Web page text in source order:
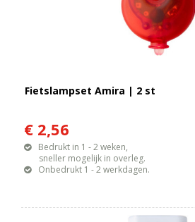
Fietslampset Amira | 2 st
€ 2,56
Bedrukt in 1 - 2 weken,
sneller mogelijk in overleg.
Onbedrukt 1 - 2 werkdagen.